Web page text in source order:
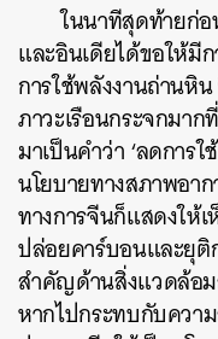
ในนาทีสุดท้ายก่
และอินเดียได้ขอให้มี
การใช้พลังงานถ่านหิ
ภาวะเรือนกระจกมาก
มาเป็นคำว่า ‘ลดการ
นโยบายทางสภาพอา
ทางการจีนก็แสดงให้
ปล่อยคาร์บอนและยุติ
สำคัญด้านสิ่งแวดล้อม
หากไปกระทบกับควา